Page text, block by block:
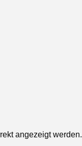
angezeigt werden.